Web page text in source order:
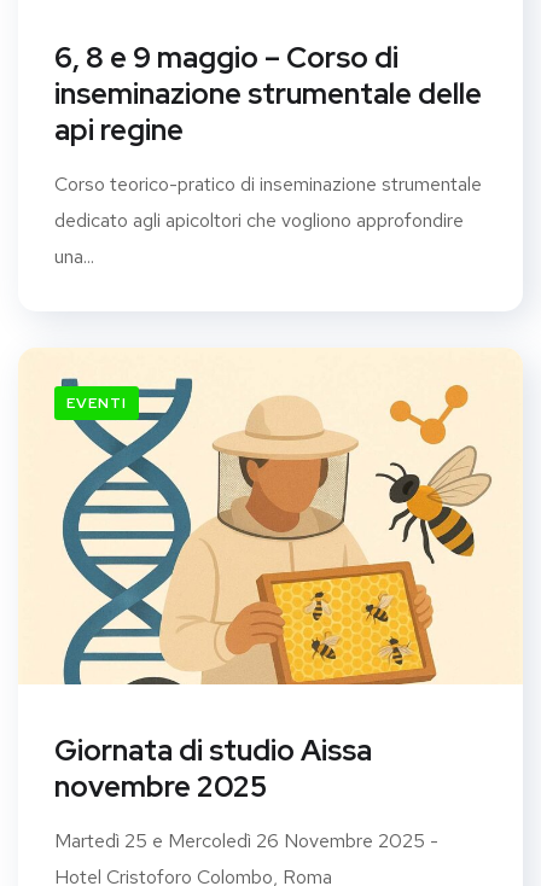
6, 8 e 9 maggio – Corso di
inseminazione strumentale delle
api regine
Corso teorico-pratico di inseminazione strumentale
dedicato agli apicoltori che vogliono approfondire
una...
EVENTI
Giornata di studio Aissa
novembre 2025
Martedì 25 e Mercoledì 26 Novembre 2025 -
Hotel Cristoforo Colombo, Roma